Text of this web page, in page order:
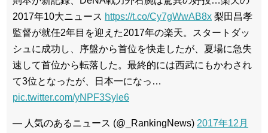
2017年10大ニュース https://t.co/Cy7gWwAB8x 梨田昌孝
監督が就任2年目を迎えた2017年の楽天。スタートダッ
シュに成功し、序盤から首位を快走したが、夏場に急失
速して首位から転落した。最終的には西武にもかわされ
て3位となったが、日本一になっ…
pic.twitter.com/yNPF3Syle6
— 人気のあるニュース (@_RankingNews) 2017年12月